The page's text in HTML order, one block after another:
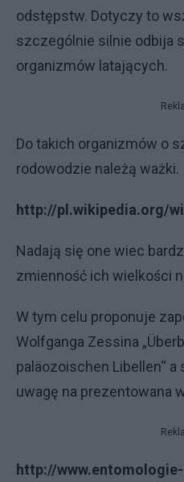
odstępstw. Dotyczy to
szczególnie silnie odbija
organizmów latających.
Do takich organizmów o
rodowodzie należą ważki.
http://pl.wikipedia.org/
Nadają się one wiec
zmienność ich wielkości
W tym celu proponuje
Wolfganga Zessina
paläozoischen Libellen“
uwagę na prezentowana
http://www.entomologie-